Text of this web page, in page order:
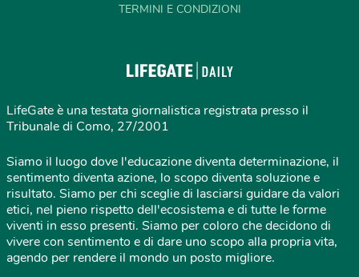
TERMINI E CONDIZIONI
LifeGate è una testata giornalistica registrata presso il
Tribunale di Como, 27/2001
Siamo il luogo dove l'educazione diventa determinazione, il
sentimento diventa azione, lo scopo diventa soluzione e
risultato. Siamo per chi sceglie di lasciarsi guidare da valori
etici, nel pieno rispetto dell'ecosistema e di tutte le forme
viventi in esso presenti. Siamo per coloro che decidono di
vivere con sentimento e di dare uno scopo alla propria vita,
agendo per rendere il mondo un posto migliore.